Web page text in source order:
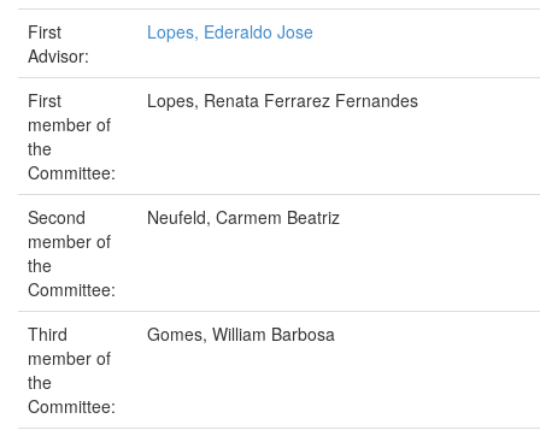
First
Advisor:
Lopes, Ederaldo Jose
First
member of
the
Committee:
Lopes, Renata Ferrarez Fernandes
Second
member of
the
Committee:
Neufeld, Carmem Beatriz
Third
member of
the
Committee:
Gomes, William Barbosa